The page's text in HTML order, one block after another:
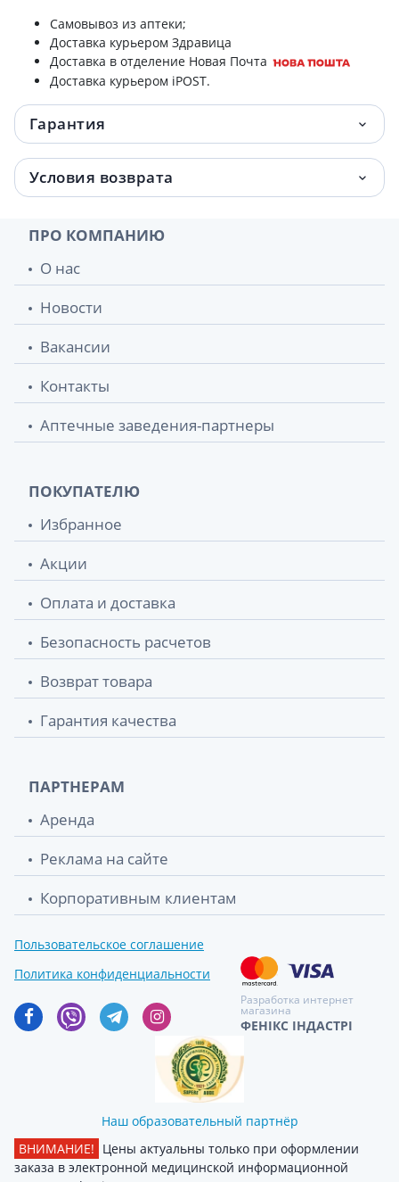
Самовывоз из аптеки;
Доставка курьером Здравица
Доставка в отделение Новая Почта
Доставка курьером iPOST.
Гарантия
Условия возврата
ПРО КОМПАНИЮ
О нас
Новости
Вакансии
Контакты
Аптечные заведения-партнеры
ПОКУПАТЕЛЮ
Избранное
Акции
Оплата и доставка
Безопасность расчетов
Возврат товара
Гарантия качества
ПАРТНЕРАМ
Аренда
Реклама на сайте
Корпоративным клиентам
Пользовательское соглашение
Политика конфиденциальности
Разработка интернет
магазина
ФЕНІКС ІНДАСТРІ
Наш образовательный партнёр
ВНИМАНИЕ! Цены актуальны только при оформлении
заказа в электронной медицинской информационной